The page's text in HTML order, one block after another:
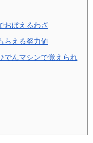
おぼえるわざ
らえる努力値
でんマシンで覚えられ